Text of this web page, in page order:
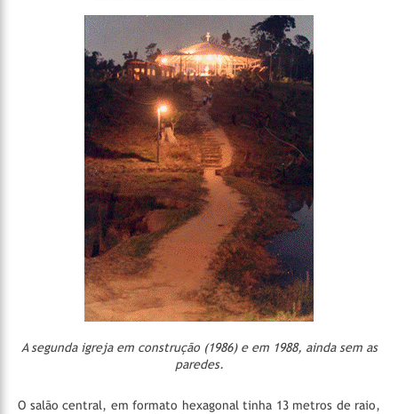
A segunda igreja em construção (1986) e em 1988, ainda sem as
paredes.
O salão central, em formato hexagonal tinha 13 metros de raio,